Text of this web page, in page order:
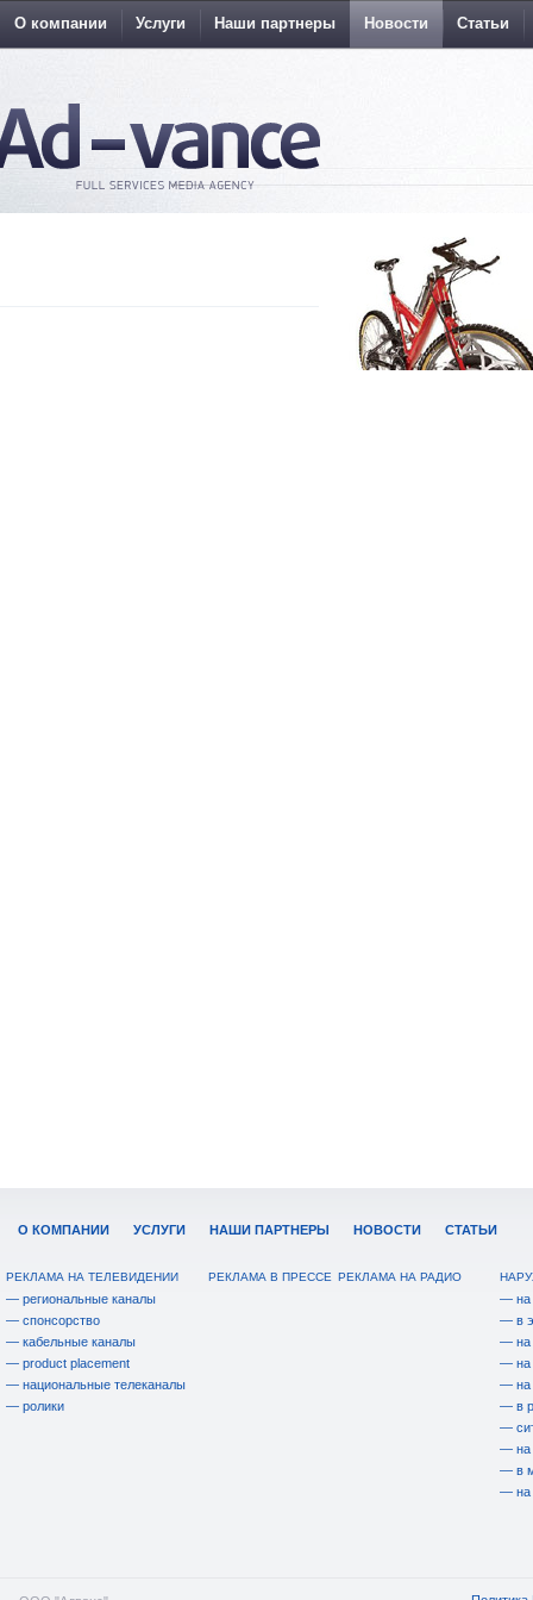
О компании Услуги Наши партнеры Новости Статьи
О КОМПАНИИ УСЛУГИ НАШИ ПАРТНЕРЫ НОВОСТИ СТАТЬИ
РЕКЛАМА НА ТЕЛЕВИДЕНИИ
— региональные каналы
— спонсорство
— кабельные каналы
— product placement
— национальные телеканалы
— ролики
РЕКЛАМА В ПРЕССЕ РЕКЛАМА НА РАДИО
— на
— в
— на
— на
— на
— в
—
— на
— в
— на